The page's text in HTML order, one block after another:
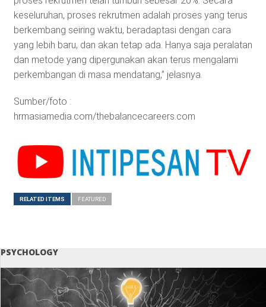
keseluruhan, proses rekrutmen adalah proses yang terus
berkembang seiring waktu, beradaptasi dengan cara
yang lebih baru, dan akan tetap ada. Hanya saja peralatan
dan metode yang dipergunakan akan terus mengalami
perkembangan di masa mendatang,” jelasnya.
Sumber/foto :
hrmasiamedia.com/thebalancecareers.com
RELATED ITEMS FEATURED
PSYCHOLOGY